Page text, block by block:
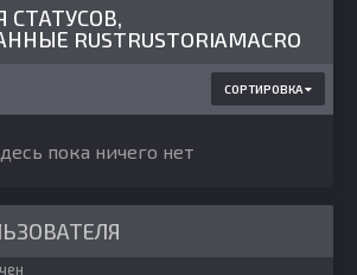
СТАТУСОВ,
RUSTRUSTORIAMACRO
СОРТИРОВКА
пока ничего нет